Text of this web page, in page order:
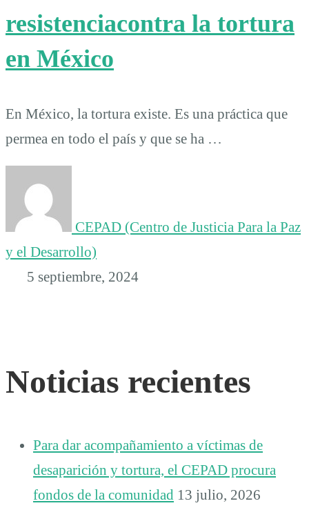
resistenciacontra la tortura
en México
En México, la tortura existe. Es una práctica que
permea en todo el país y que se ha …
CEPAD (Centro de Justicia Para la Paz
y el Desarrollo)
5 septiembre, 2024
Noticias recientes
Para dar acompañamiento a víctimas de
desaparición y tortura, el CEPAD procura
fondos de la comunidad 13 julio, 2026